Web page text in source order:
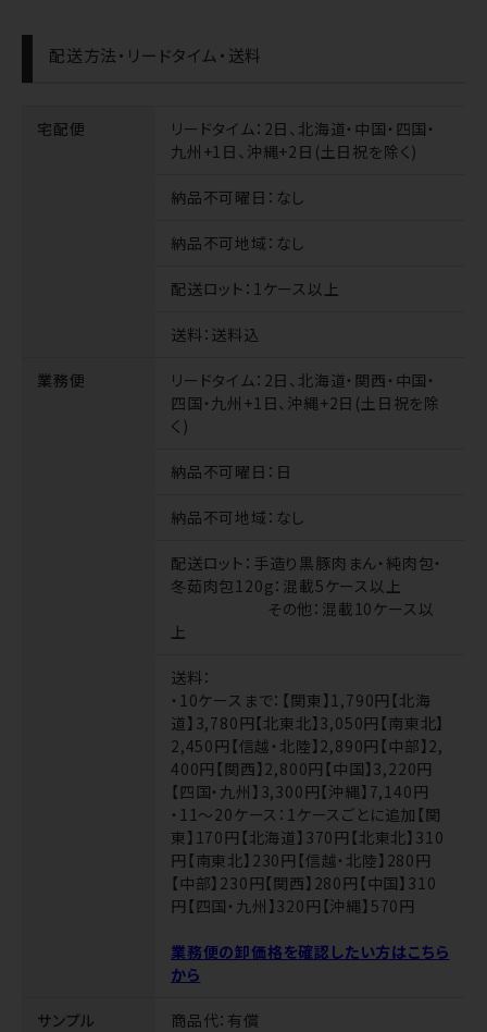
配送方法・リードタイム・送料
宅配便 リードタイム ：2日、北海道・中国・四国・
九州+1日、沖縄+2日(土日祝を除く)
納品不可曜日 ：なし
納品不可地域 ：なし
配送ロット ：1ケース以上
送料：送料込
業務便 リードタイム ：2日、北海道・関西・中国・
四国・九州+1日、沖縄+2日(土日祝を除
く)
納品不可曜日 ：日
納品不可地域 ：なし
配送ロット ：手造り黒豚肉まん・純肉包・
冬茹肉包120g：混載5ケース以上
その他：混載10ケース以
上
送料：
・10ケースまで：【関東】1,790円【北海
道】3,780円【北東北】3,050円【南東北】
2,450円【信越・北陸】2,890円【中部】2,
400円【関西】2,800円【中国】3,220円
【四国・九州】3,300円【沖縄】7,140円
・11～20ケース：1ケースごとに追加【関
東】170円【北海道】370円【北東北】310
円【南東北】230円【信越・北陸】280円
【中部】230円【関西】280円【中国】310
円【四国・九州】320円【沖縄】570円
業務便の卸価格を確認したい方はこちら
から
サンプル 商品代：有償